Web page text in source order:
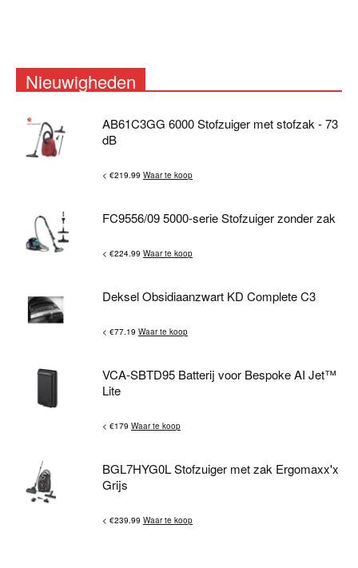
Nieuwigheden
AB61C3GG 6000 Stofzuiger met stofzak - 73
dB
< €219.99 Waar te koop
FC9556/09 5000-serie Stofzuiger zonder zak
< €224.99 Waar te koop
Deksel Obsidiaanzwart KD Complete C3
< €77.19 Waar te koop
VCA-SBTD95 Batterij voor Bespoke AI Jet™
Lite
< €179 Waar te koop
BGL7HYG0L Stofzuiger met zak Ergomaxx'x
Grijs
< €239.99 Waar te koop